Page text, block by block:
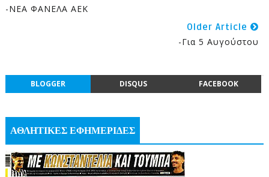
-ΝΕΑ ΦΑΝΕΛΑ ΑΕΚ
Older Article
-για 5 Αυγούστου
BLOGGER DISQUS FACEBOOK
ΑΘΛΗΤΙΚΕΣ ΕΦΗΜΕΡΙΔΕΣ